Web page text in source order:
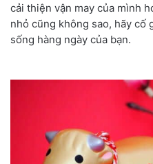
cải thiện vận may của mình
nhỏ cũng không sao, hãy cố
sống hàng ngày của bạn.